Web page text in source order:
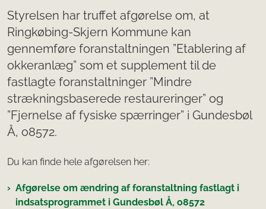
Styrelsen har truffet afgørelse om, at
Ringkøbing-Skjern Kommune kan
gennemføre foranstaltningen ”Etablering af
okkeranlæg” som et supplement til de
fastlagte foranstaltninger ”Mindre
strækningsbaserede restaureringer” og
”Fjernelse af fysiske spærringer” i Gundesbøl
Å, o8572.
Du kan finde hele afgørelsen her:
Afgørelse om ændring af foranstaltning fastlagt i
indsatsprogrammet i Gundesbøl Å, o8572